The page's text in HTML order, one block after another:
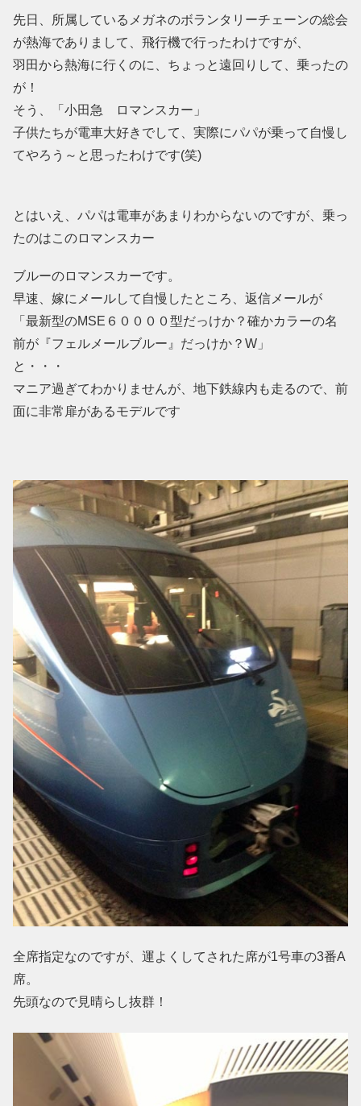
先日、所属しているメガネのボランタリーチェーンの総会
が熱海でありまして、飛行機で行ったわけですが、
羽田から熱海に行くのに、ちょっと遠回りして、乗ったの
が！
そう、「小田急 ロマンスカー」
子供たちが電車大好きでして、実際にパパが乗って自慢し
てやろう～と思ったわけです(笑)
とはいえ、パパは電車があまりわからないのですが、乗っ
たのはこのロマンスカー
ブルーのロマンスカーです。
早速、嫁にメールして自慢したところ、返信メールが
「最新型のMSE６００００型だっけか？確かカラーの名
前が『フェルメールブルー』だっけか？W」
と・・・
マニア過ぎてわかりませんが、地下鉄線内も走るので、前
面に非常扉があるモデルです
全席指定なのですが、運よくしてされた席が1号車の3番A
席。
先頭なので見晴らし抜群！